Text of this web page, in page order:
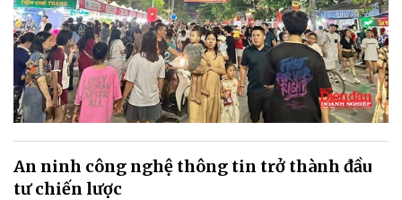
An ninh công nghệ thông tin trở thành đầu
tư chiến lược